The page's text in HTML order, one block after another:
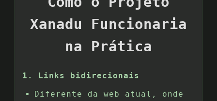
Xanadu Funcionaria
na Prática
1. Links bidirecionais
Diferente da web atual, onde